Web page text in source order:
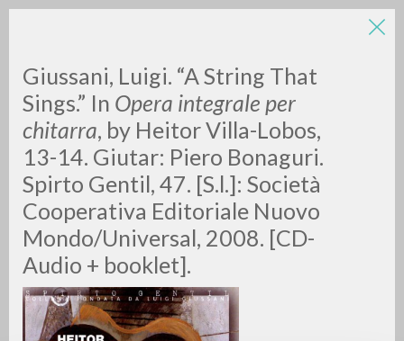
Giussani, Luigi. “A String That
Sings.” In Opera integrale per
chitarra, by Heitor Villa-Lobos,
13-14. Giutar: Piero Bonaguri.
Spirto Gentil, 47. [S.l.]: Società
Cooperativa Editoriale Nuovo
Mondo/Universal, 2008. [CD-
Audio + booklet].
LUIGI
GIUSSANI
scritti